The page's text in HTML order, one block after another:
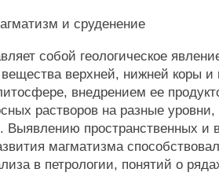
и сруденение
собой геологическое
верхней, нижней коры и
внедрением ее
растворов на разные
Выявлению пространственных и
магматизма
в петрологии, понятий о